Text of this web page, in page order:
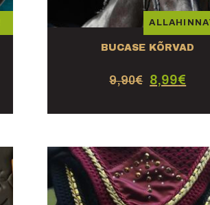
BUCASE KÕRVAD
9,90€ 8,99€